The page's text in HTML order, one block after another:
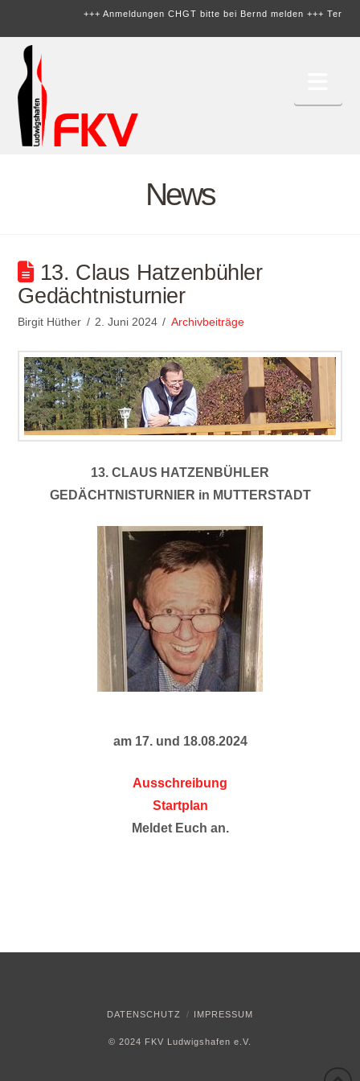
+++ Anmeldungen CHGT bitte bei Bernd melden +++
News
13. Claus Hatzenbühler
Gedächtnisturnier
Birgit Hüther 2. Juni 2024 Archivbeiträge
13. CLAUS HATZENBÜHLER
GEDÄCHTNISTURNIER in MUTTERSTADT
am 17. und 18.08.2024
Ausschreibung
Startplan
Meldet Euch an.
DATENSCHUTZ IMPRESSUM
© 2024 FKV Ludwigshafen e.V.